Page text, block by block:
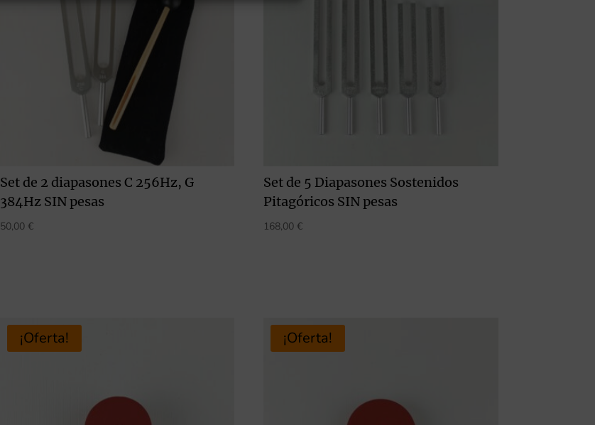
Set de 2 diapasones C 256Hz, G
384Hz SIN pesas
50,00 €
Set de 5 Diapasones Sostenidos
Pitagóricos SIN pesas
168,00 €
¡Oferta! ¡Oferta!